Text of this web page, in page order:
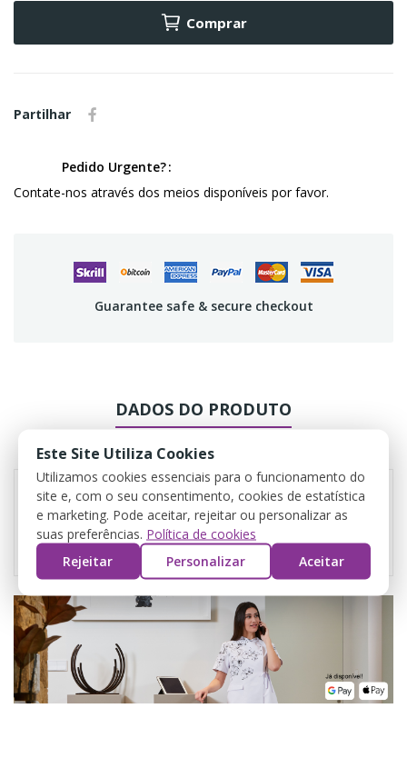
Comprar
Partilhar
Pedido Urgente?
Contate-nos através dos meios disponíveis por favor.
Guarantee safe & secure checkout
DADOS DO PRODUTO
COMENTÁRIOS
Referência DK8959
Este Site Utiliza Cookies
Utilizamos cookies essenciais para o funcionamento do
site e, com o seu consentimento, cookies de estatística
e marketing. Pode aceitar, rejeitar ou personalizar as
suas preferências. Política de cookies
Rejeitar
Personalizar Aceitar